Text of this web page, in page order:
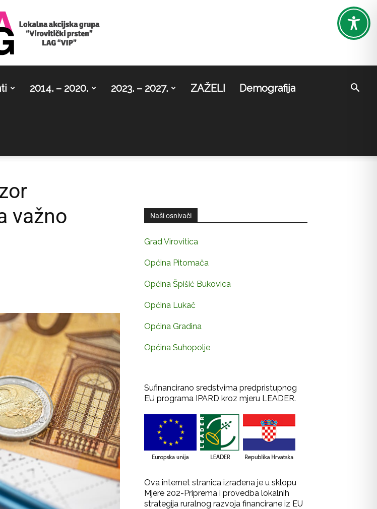
LAG
prsten
2014. – 2020. 2023. – 2027. ZAŽELI Demografija
važno
Naši osnivači
Grad Virovitica
Općina Pitomača
Općina Špišić Bukovica
Općina Lukač
Općina Gradina
Općina Suhopolje
Sufinancirano sredstvima predpristupnog
EU programa IPARD kroz mjeru LEADER.
Ova internet stranica izrađena je u sklopu
Mjere 202-Priprema i provedba lokalnih
strategija ruralnog razvoja financirane iz EU